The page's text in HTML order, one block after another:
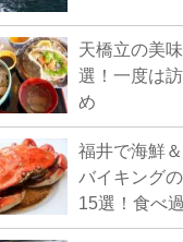
天橋立の美
選！一度は
め
福井で海鮮
バイキング
15選！食べ